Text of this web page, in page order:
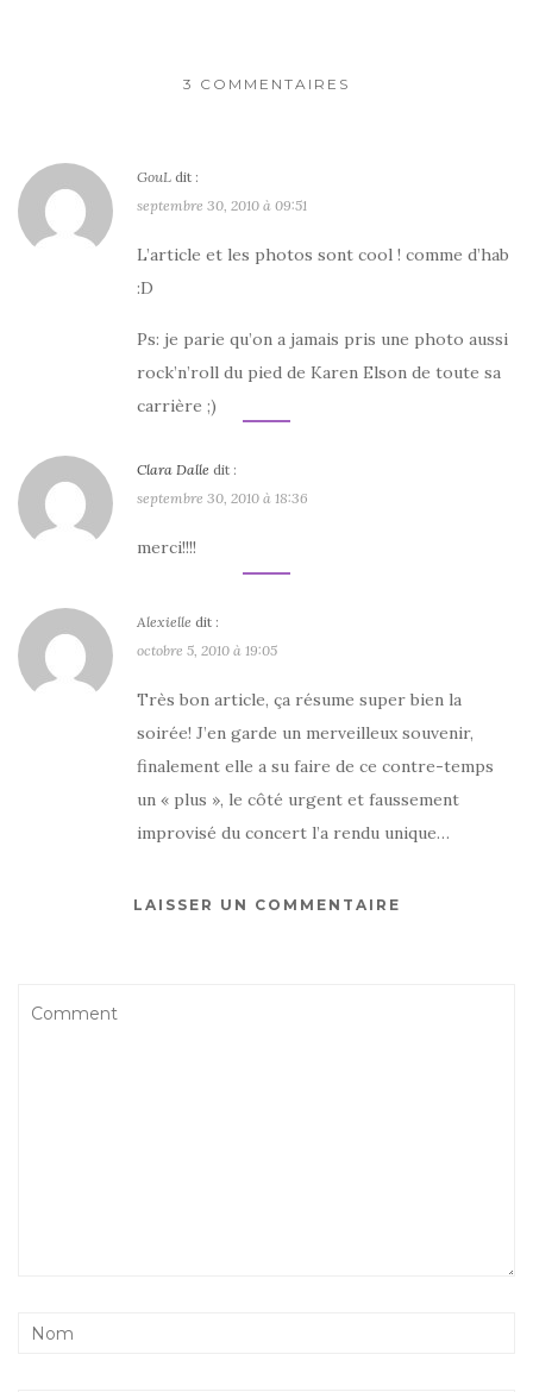
3 COMMENTAIRES
GouL dit :
septembre 30, 2010 à 09:51
L’article et les photos sont cool ! comme d’hab
:D
Ps: je parie qu’on a jamais pris une photo aussi
rock’n’roll du pied de Karen Elson de toute sa
carrière ;)
Clara Dalle dit :
septembre 30, 2010 à 18:36
merci!!!!
Alexielle dit :
octobre 5, 2010 à 19:05
Très bon article, ça résume super bien la
soirée! J’en garde un merveilleux souvenir,
finalement elle a su faire de ce contre-temps
un « plus », le côté urgent et faussement
improvisé du concert l’a rendu unique…
LAISSER UN COMMENTAIRE